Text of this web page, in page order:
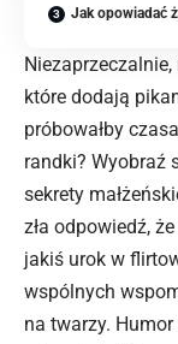
Jak opowiadać
które dodają
próbowałby
randki? Wyobraź
sekrety
zła odpowiedź,
jakiś urok w
wspólnych
na twarzy.